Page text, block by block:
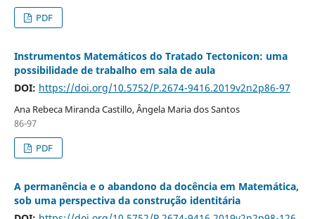
PDF
Instrumentos Matemáticos do Tratado Tectonicon: uma
possibilidade de trabalho em sala de aula
DOI: https://doi.org/10.5752/P.2674-9416.2019v2n2p86-97
Ana Rebeca Miranda Castillo, Ângela Maria dos Santos
86-97
PDF
A permanência e o abandono da docência em Matemática,
sob uma perspectiva da construção identitária